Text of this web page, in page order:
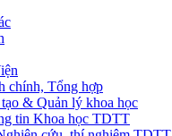
chính, Tổng hợp
& Quản lý khoa học
tin Khoa học TDTT